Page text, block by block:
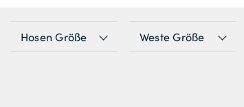
Hosen Größe Weste Größe